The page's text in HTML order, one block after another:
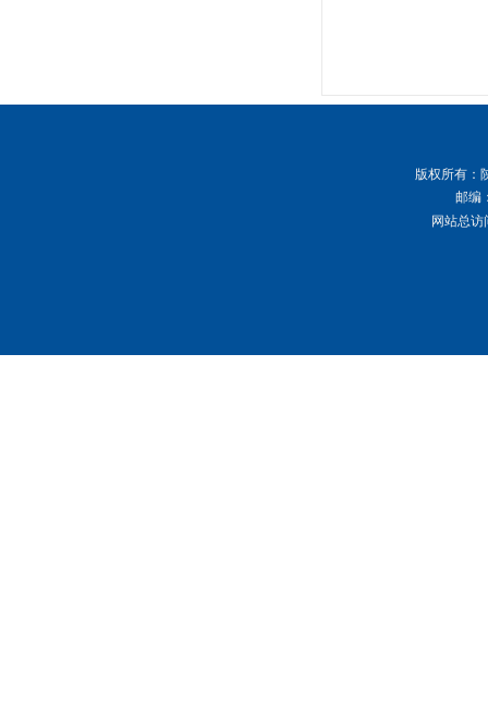
版权所有：
邮编
网站总